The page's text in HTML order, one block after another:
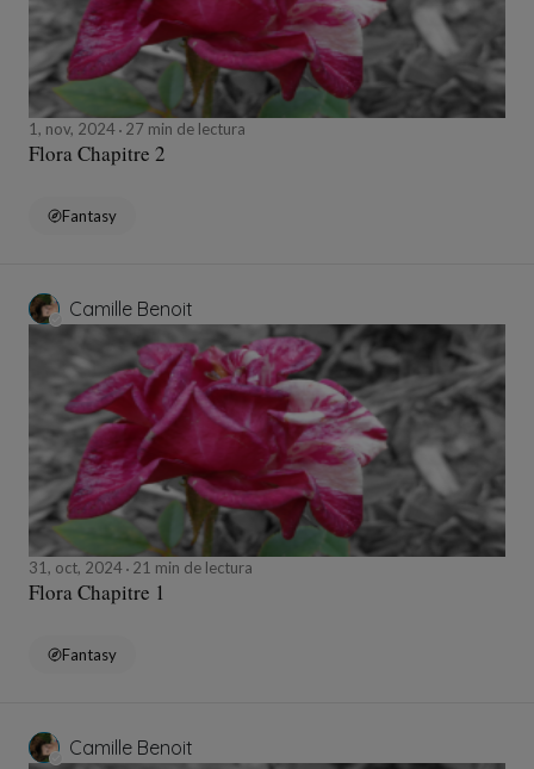
1, nov, 2024 27 min de lectura
Flora Chapitre 2
Fantasy
Camille Benoit
31, oct, 2024 21 min de lectura
Flora Chapitre 1
Fantasy
Camille Benoit